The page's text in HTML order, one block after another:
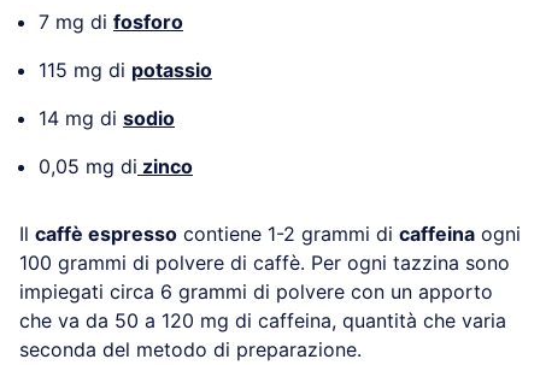
7 mg di fosforo
115 mg di potassio
14 mg di sodio
0,05 mg di zinco
Il caffè espresso contiene 1-2 grammi di caffeina ogni
100 grammi di polvere di caffè. Per ogni tazzina sono
impiegati circa 6 grammi di polvere con un apporto
che va da 50 a 120 mg di caffeina, quantità che varia
seconda del metodo di preparazione.